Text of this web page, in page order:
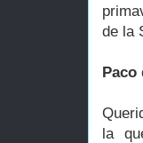
de la
Paco
la